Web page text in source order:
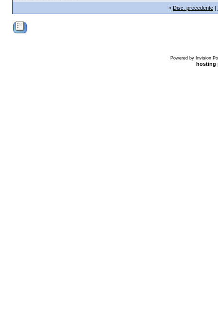
« Disc. precedente |
Powered by Invision
hosting